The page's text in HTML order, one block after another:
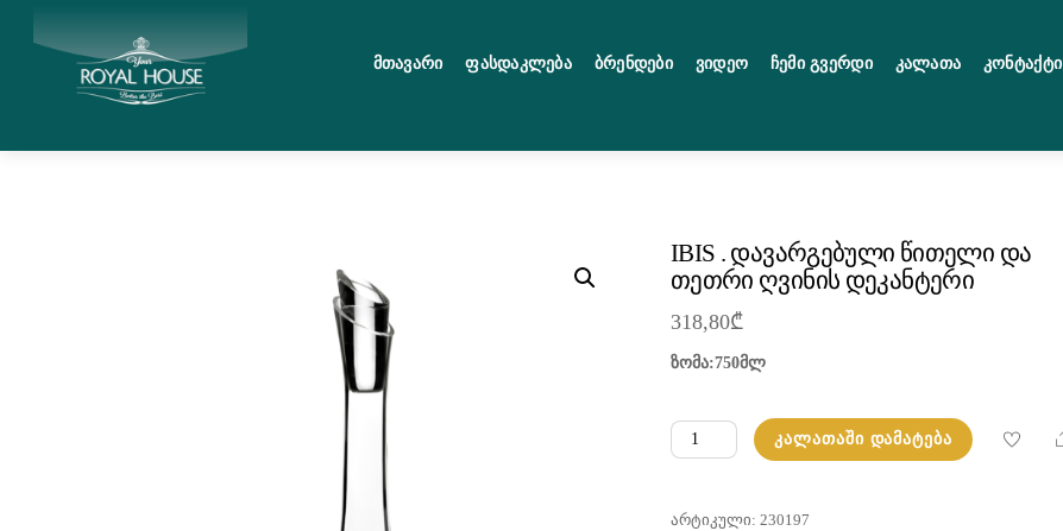
Მთავარი Ფასდაკლება Ბრენდები Ვიდეო Ჩემი Გვერდი Კალათა Კონტაქტი
IBIS . დავარგებული წითელი და
თეთრი ღვინის დეკანტერი
318,80₾
ზომა:750მლ
რაოდენობა:
IBIS
დავარგებული
ᲙᲐᲚᲐᲗᲐᲨᲘ ᲓᲐᲛᲐᲢᲔᲑᲐ
ᲐᲠᲢᲘᲙᲣᲚᲘ: 230197